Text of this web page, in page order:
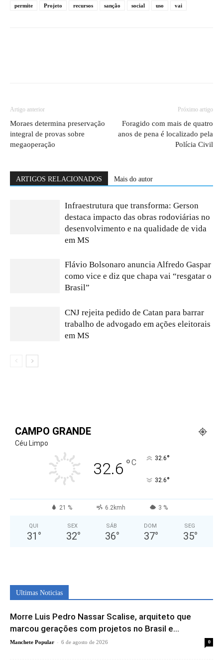
permite Projeto recursos sanção social uso vai
Artigo anterior
Moraes determina preservação
integral de provas sobre
megaoperação
Próximo artigo
Foragido com mais de quatro
anos de pena é localizado pela
Polícia Civil
ARTIGOS RELACIONADOS Mais do autor
Infraestrutura que transforma: Gerson
destaca impacto das obras rodoviárias no
desenvolvimento e na qualidade de vida
em MS
Flávio Bolsonaro anuncia Alfredo Gaspar
como vice e diz que chapa vai “resgatar o
Brasil”
CNJ rejeita pedido de Catan para barrar
trabalho de advogado em ações eleitorais
em MS
CAMPO GRANDE
Céu Limpo
32.6 °C 32.6°
32.6°
21 % 6.2kmh 3 %
QUI
31 °
SEX
32°
SÁB
36°
DOM
37°
SEG
35°
Ultimas Noticias
Morre Luis Pedro Nassar Scalise, arquiteto que
marcou gerações com projetos no Brasil e...
Manchete Popular - 6 de agosto de 2026 0